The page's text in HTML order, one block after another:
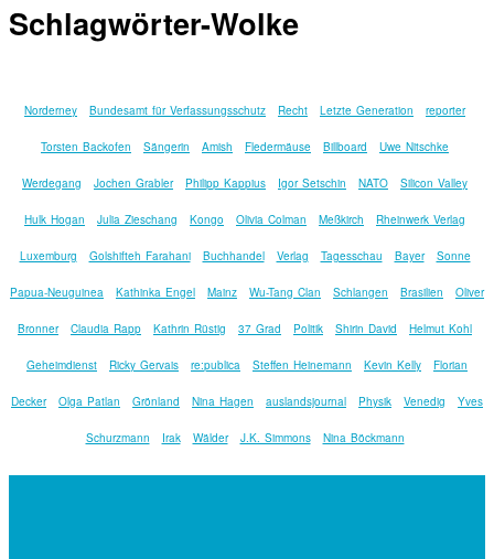
Schlagwörter-Wolke
Norderney Bundesamt für Verfassungsschutz Recht Letzte Generation reporter
Torsten Backofen Sängerin Amish Fledermäuse Billboard Uwe Nitschke
Werdegang Jochen Grabler Philipp Kappius Igor Setschin NATO Silicon Valley
Hulk Hogan Julia Zieschang Kongo Olivia Colman Meßkirch Rheinwerk Verlag
Luxemburg Golshifteh Farahani Buchhandel Verlag Tagesschau Bayer Sonne
Papua-Neuguinea Kathinka Engel Mainz Wu-Tang Clan Schlangen Brasilien Oliver
Bronner Claudia Rapp Kathrin Rüstig 37 Grad Politik Shirin David Helmut Kohl
Geheimdienst Ricky Gervais re:publica Steffen Heinemann Kevin Kelly Florian
Decker Olga Patlan Grönland Nina Hagen auslandsjournal Physik Venedig Yves
Schurzmann Irak Wälder J.K. Simmons Nina Böckmann